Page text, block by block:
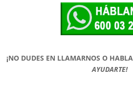
¡NO DUDES EN LLAMARNOS O
AYUDARTE!